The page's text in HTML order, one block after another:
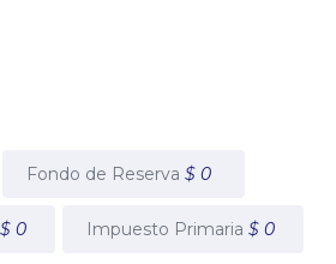
Fondo de Reserva $ 0
$ 0 Impuesto Primaria $ 0